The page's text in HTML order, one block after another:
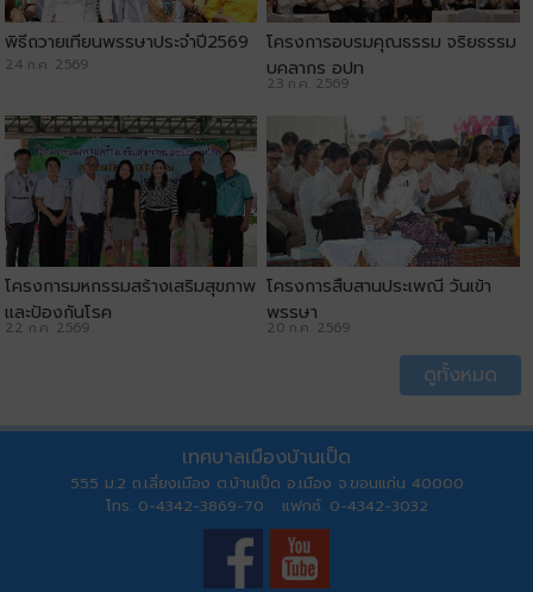
พิธีถวายเทียนพรรษาประจำปี2569
24 ก.ค. 2569
โครงการอบรมคุณธรรม จริยธรรม
บุคลากร อปท
23 ก.ค. 2569
โครงการมหกรรมสร้างเสริมสุขภาพ
และป้องกันโรค
22 ก.ค. 2569
โครงการสืบสานประเพณี วันเข้า
พรรษา
20 ก.ค. 2569
ดูทั้งหมด
เทศบาลเมืองบ้านเป็ด
555 ม.2 ถ.เลี่ยงเมือง ต.บ้านเป็ด อ.เมือง จ.ขอนแก่น 40000
โทร. 0-4342-3869-70 แฟกซ์. 0-4342-3032